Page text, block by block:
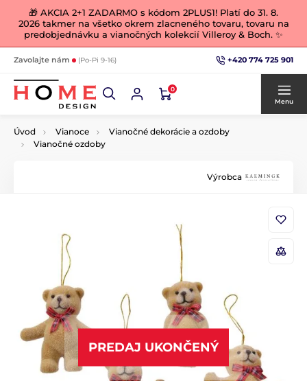
🎁 AKCIA 2+1 ZADARMO s kódom 2PLUS1! Platí do 31. 8.
2026 takmer na všetko okrem zlacneného tovaru, tovaru na
predobjednávku a vianočných kolekcií Villeroy & Boch. ✨
Zavolajte nám (Po-Pi 9-16) +420 774 725 901
0
Menu
Úvod Vianoce
Vianočné dekorácie a ozdoby
Vianočné ozdoby
Výrobca
PREDAJ UKONČENÝ